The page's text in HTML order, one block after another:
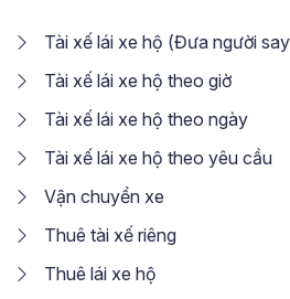
Tài xế lái xe hộ (Đưa người
Tài xế lái xe hộ theo giờ
Tài xế lái xe hộ theo ngày
Tài xế lái xe hộ theo yêu cầu
Vận chuyển xe
Thuê tài xế riêng
Thuê lái xe hộ